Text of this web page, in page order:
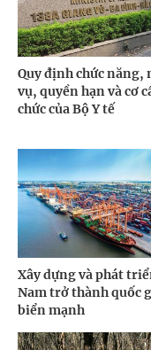
Quy định chức năng,
vụ, quyền hạn và cơ
chức của Bộ Y tế
Xây dựng và phát
Nam trở thành quốc
biển mạnh